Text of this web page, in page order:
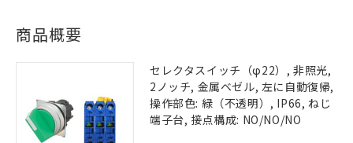
商品概要
セレクタスイッチ（φ22）, 非照光,
2ノッチ, 金属ベゼル, 左に自動復帰,
操作部色: 緑（不透明）, IP66, ねじ
端子台, 接点構成: NO/NO/NO